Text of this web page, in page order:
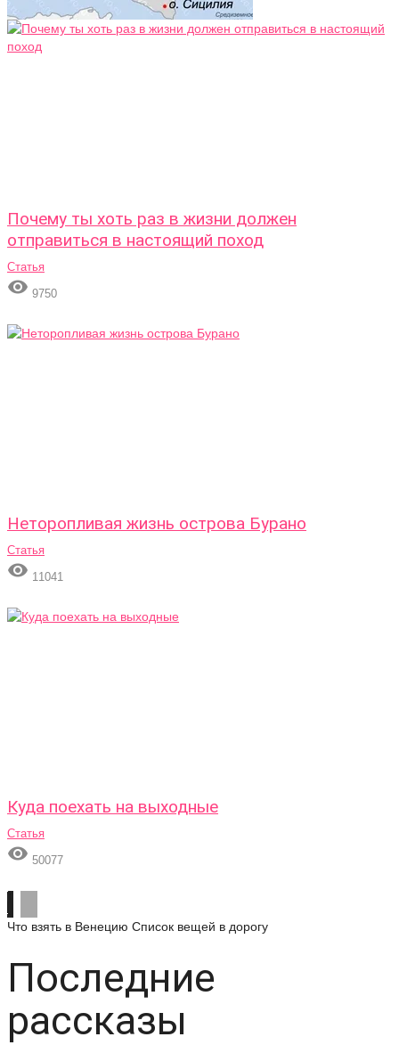
Почему ты хоть раз в жизни должен
отправиться в настоящий поход
Статья
 9750
Неторопливая жизнь острова Бурано
Статья
 11041
Куда поехать на выходные
Статья
 50077
Что взять в Венецию Список вещей в дорогу
Последние
рассказы